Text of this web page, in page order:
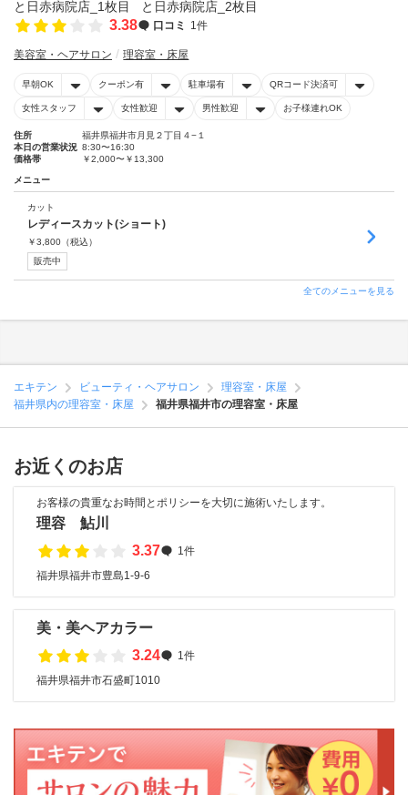
3.38 口コミ 1件
美容室・ヘアサロン 理容室・床屋
早朝OK クーポン有 駐車場有 QRコード決済可
女性スタッフ 女性歓迎 男性歓迎 お子様連れOK
住所
福井県福井市月見２丁目４−１
本日の営業状況 8:30〜16:30
価格帯
￥2,000〜￥13,300
メニュー
カット
レディースカット(ショート)
￥3,800 （税込）
販売中
全てのメニューを見る
エキテン ビューティ・ヘアサロン
理容室・床屋
福井県内の理容室・床屋
福井県福井市の理容室・床屋
お近くのお店
お客様の貴重なお時間とポリシーを大切に施術いたします。
理容 鮎川
3.37
1件
福井県福井市豊島1-9-6
美・美ヘアカラー
3.24
1件
福井県福井市石盛町1010